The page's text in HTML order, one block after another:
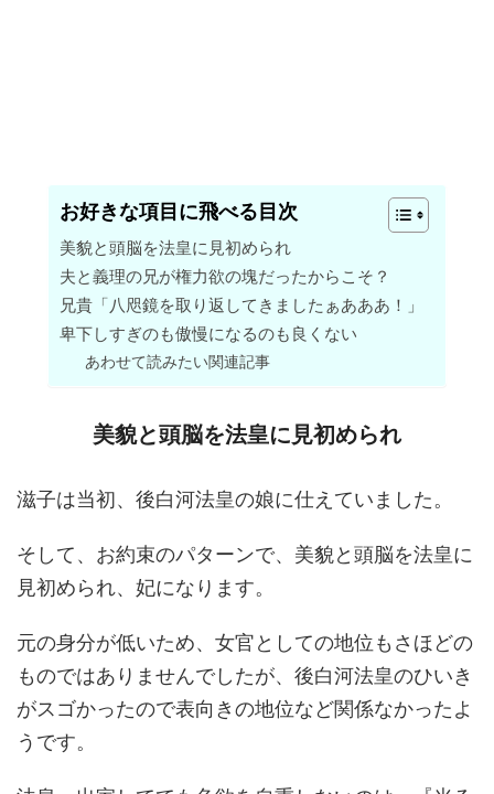
お好きな項目に飛べる目次
美貌と頭脳を法皇に見初められ
夫と義理の兄が権力欲の塊だったからこそ？
兄貴「八咫鏡を取り返してきましたぁあああ！」
卑下しすぎのも傲慢になるのも良くない
あわせて読みたい関連記事
美貌と頭脳を法皇に見初められ
滋子は当初、後白河法皇の娘に仕えていました。
そして、お約束のパターンで、美貌と頭脳を法皇に
見初められ、妃になります。
元の身分が低いため、女官としての地位もさほどの
ものではありませんでしたが、後白河法皇のひいき
がスゴかったので表向きの地位など関係なかったよ
うです。